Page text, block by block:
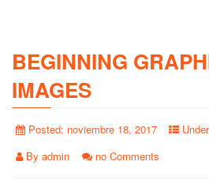
BEGINNING
IMAGES
Posted: noviembre 18, 2017
By admin no Comments